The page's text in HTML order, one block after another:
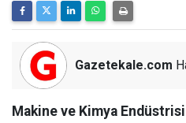
Gazetekale.com
Makine ve Kimya